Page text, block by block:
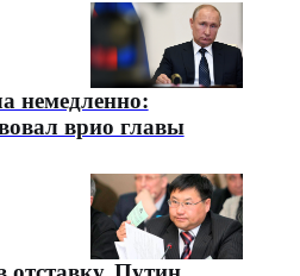
немедленно:
врио главы